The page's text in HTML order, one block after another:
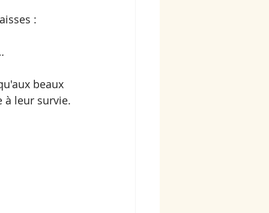
:
beaux
à leur survie.